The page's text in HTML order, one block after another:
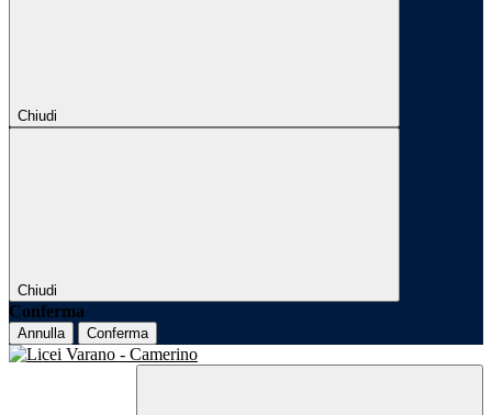
Chiudi
Chiudi
Conferma
Annulla Conferma